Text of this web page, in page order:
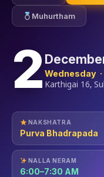
Muhurtham
2 Wednesday ·
Karthigai 16,
NAKSHATRA
Purva Bhadrapada
NALLA NERAM
6:00–7:30 AM